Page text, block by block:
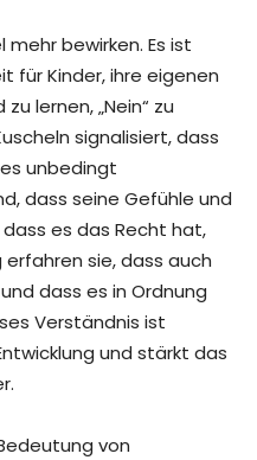
mehr bewirken. Es ist
für Kinder, ihre eigenen
lernen, „Nein“ zu
signalisiert, dass
unbedingt
dass seine Gefühle und
es das Recht hat,
sie, dass auch
dass es in Ordnung
Verständnis ist
und stärkt das
von